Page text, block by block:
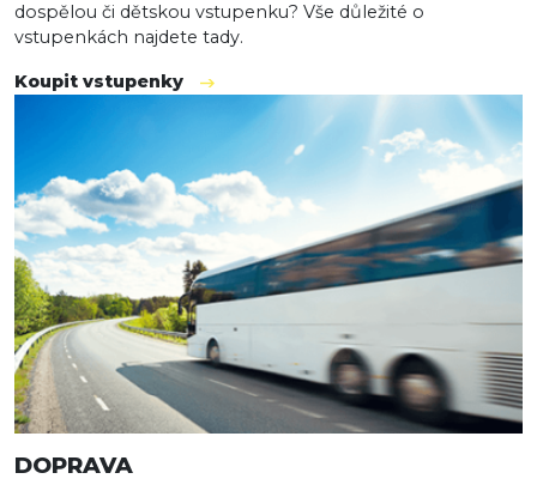
dospělou či dětskou vstupenku? Vše důležité o
vstupenkách najdete tady.
Koupit vstupenky
DOPRAVA